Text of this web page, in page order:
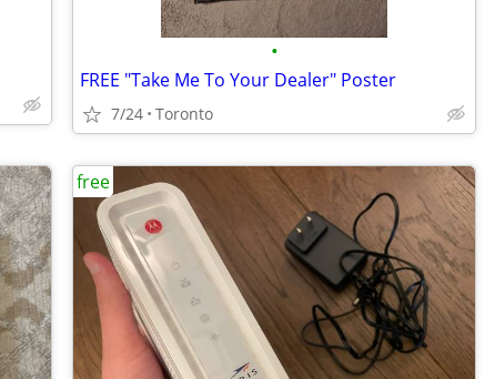
•
FREE "Take Me To Your Dealer" Poster
7/24 Toronto
free